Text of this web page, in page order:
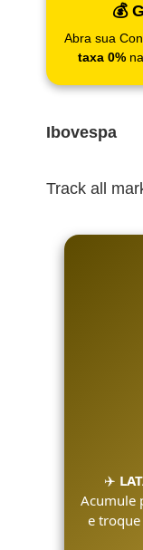
💰
Abra sua
taxa 0%
Ibovespa
Track all
✈️
Acumule
e troque